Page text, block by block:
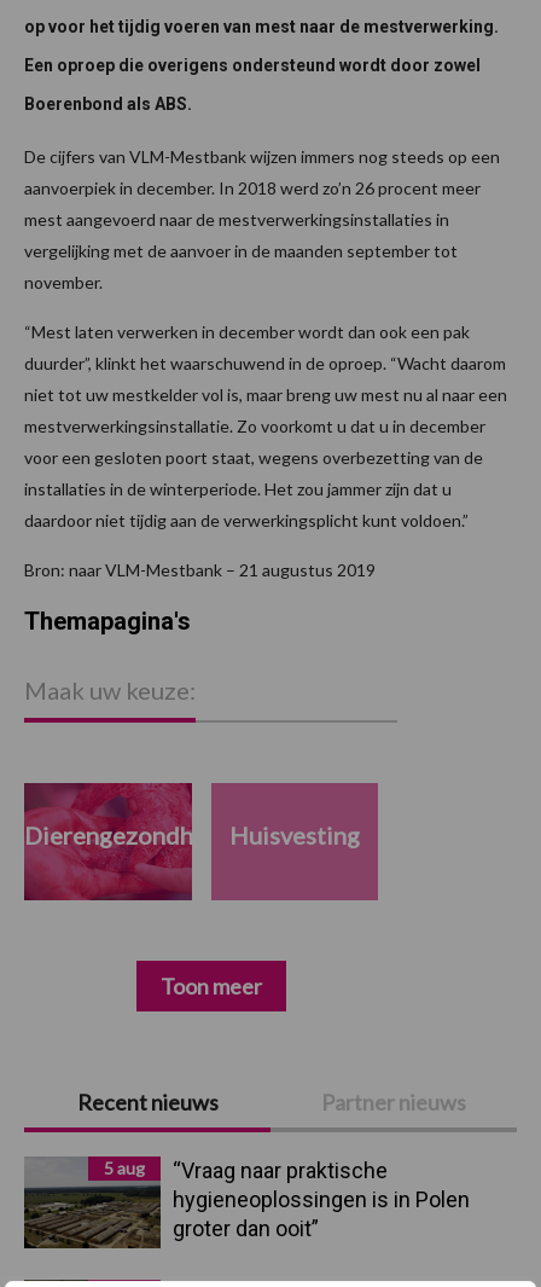
op voor het tijdig voeren van mest naar de mestverwerking.
Een oproep die overigens ondersteund wordt door zowel
Boerenbond als ABS.
De cijfers van VLM-Mestbank wijzen immers nog steeds op een
aanvoerpiek in december. In 2018 werd zo’n 26 procent meer
mest aangevoerd naar de mestverwerkingsinstallaties in
vergelijking met de aanvoer in de maanden september tot
november.
“Mest laten verwerken in december wordt dan ook een pak
duurder”, klinkt het waarschuwend in de oproep. “Wacht daarom
niet tot uw mestkelder vol is, maar breng uw mest nu al naar een
mestverwerkingsinstallatie. Zo voorkomt u dat u in december
voor een gesloten poort staat, wegens overbezetting van de
installaties in de winterperiode. Het zou jammer zijn dat u
daardoor niet tijdig aan de verwerkingsplicht kunt voldoen.”
Bron: naar VLM-Mestbank – 21 augustus 2019
Primaire
Sidebar
Recent nieuws Partner nieuws
5 aug
“Vraag naar praktische
hygieneoplossingen is in Polen
groter dan ooit”
Themapagina's
Maak uw keuze:
Dierengezondheid Huisvesting
Toon meer